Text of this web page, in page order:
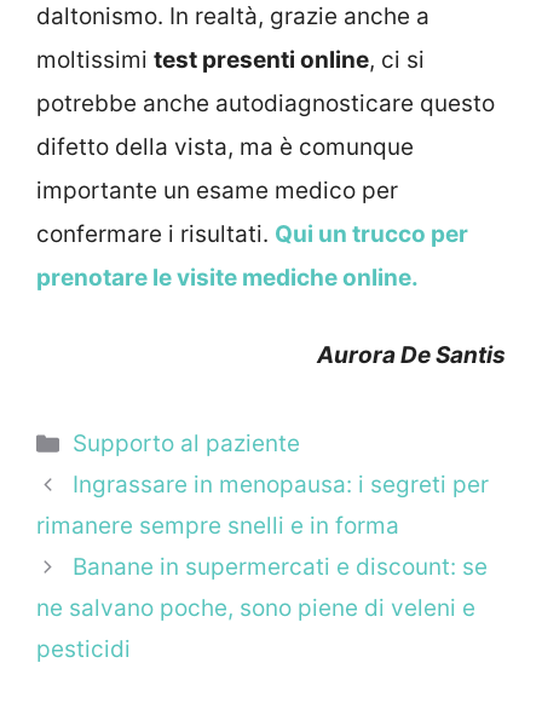
daltonismo. In realtà, grazie anche a
moltissimi test presenti online, ci si
potrebbe anche autodiagnosticare questo
difetto della vista, ma è comunque
importante un esame medico per
confermare i risultati. Qui un trucco per
prenotare le visite mediche online.
Aurora De Santis
Categorie
Supporto al paziente
Ingrassare in menopausa: i segreti per
rimanere sempre snelli e in forma
Banane in supermercati e discount: se
ne salvano poche, sono piene di veleni e
pesticidi